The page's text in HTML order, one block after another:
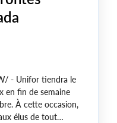
- Unifor tiendra le
de tout